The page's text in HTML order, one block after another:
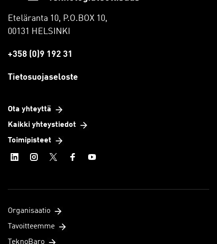
Eteläranta 10, P.O.BOX 10,
00131 HELSINKI
+358 (0)9 192 31
Tietosuojaseloste
Ota yhteyttä
Kaikki yhteystiedot
Toimipisteet
Organisaatio
Tavoitteemme
TeknoBaro